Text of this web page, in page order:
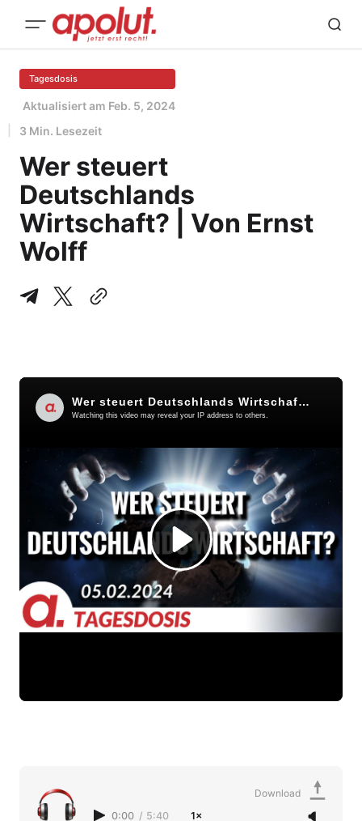
Tagesdosis
Aktualisiert am Feb. 5, 2024
3 Min. Lesezeit
Wer steuert
Deutschlands
Wirtschaft? | Von Ernst
Wolff
0:00 / 5:40 1×
Download